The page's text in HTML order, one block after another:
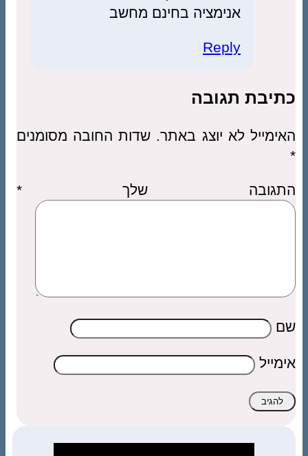
אנימציה בחינם מחשב
Reply
כתיבת תגובה
האימייל לא יוצג באתר. שדות החובה מסומנים
*
התגובה שלך*
שם
אימייל